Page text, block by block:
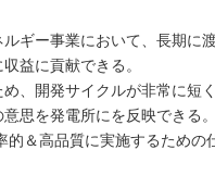
ギー事業において、長期に
益に貢献できる。
、開発サイクルが非常に短
思を発電所にを反映できる。
的＆高品質に実施するための